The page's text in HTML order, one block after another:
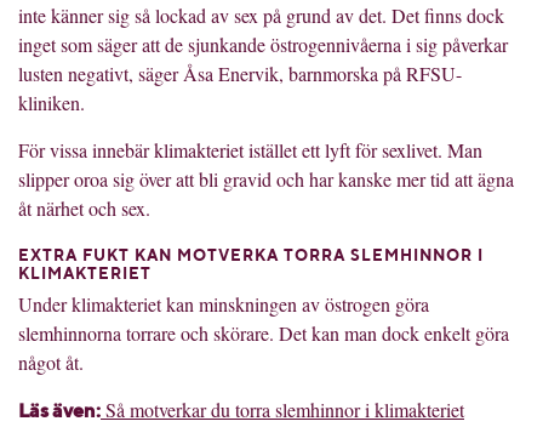
inte känner sig så lockad av sex på grund av det. Det finns dock
inget som säger att de sjunkande östrogennivåerna i sig påverkar
lusten negativt, säger Åsa Enervik, barnmorska på RFSU-
kliniken.
För vissa innebär klimakteriet istället ett lyft för sexlivet. Man
slipper oroa sig över att bli gravid och har kanske mer tid att ägna
åt närhet och sex.
EXTRA FUKT KAN MOTVERKA TORRA SLEMHINNOR I
KLIMAKTERIET
Under klimakteriet kan minskningen av östrogen göra
slemhinnorna torrare och skörare. Det kan man dock enkelt göra
något åt.
Läs även: Så motverkar du torra slemhinnor i klimakteriet